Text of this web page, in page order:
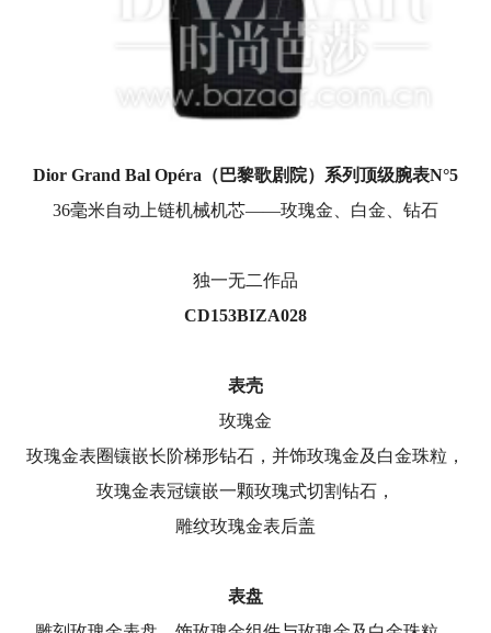
Dior Grand Bal Opéra （巴黎歌剧院）系列顶级腕表N°5
36毫米自动上链机械机芯——玫瑰金、白金、钻石
独一无二作品
CD153BIZA028
表壳
玫瑰金
玫瑰金表圈镶嵌长阶梯形钻石，并饰玫瑰金及白金珠粒，
玫瑰金表冠镶嵌一颗玫瑰式切割钻石，
雕纹玫瑰金表后盖
表盘